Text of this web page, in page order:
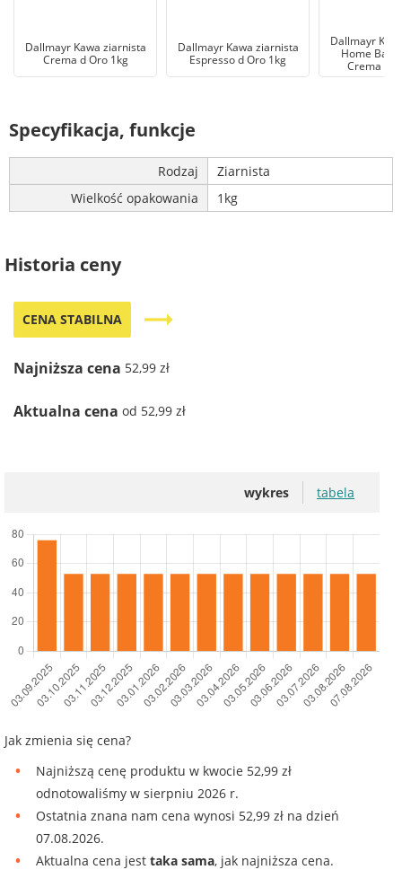
Dallmayr Kawa ziarnista
Crema d Oro 1kg
Dallmayr Kawa ziarnista
Espresso d Oro 1kg
Dallmayr
Home
Crema
Specyfikacja, funkcje
Rodzaj
Ziarnista
Wielkość opakowania
1kg
Historia ceny
CENA STABILNA trending_flat
Najniższa cena 52,99 zł
Aktualna cena od 52,99 zł
wykres tabela
Jak zmienia się cena?
Najniższą cenę produktu w kwocie 52,99 zł
odnotowaliśmy w sierpniu 2026 r.
Ostatnia znana nam cena wynosi 52,99 zł na dzień
07.08.2026.
Aktualna cena jest taka sama, jak najniższa cena.